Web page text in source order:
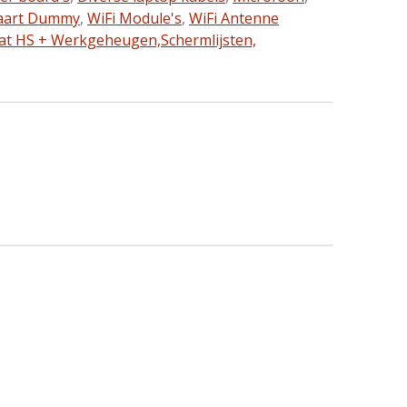
Dummy, WiFi Module's, WiFi Antenne
HS + Werkgeheugen,Schermlijsten,